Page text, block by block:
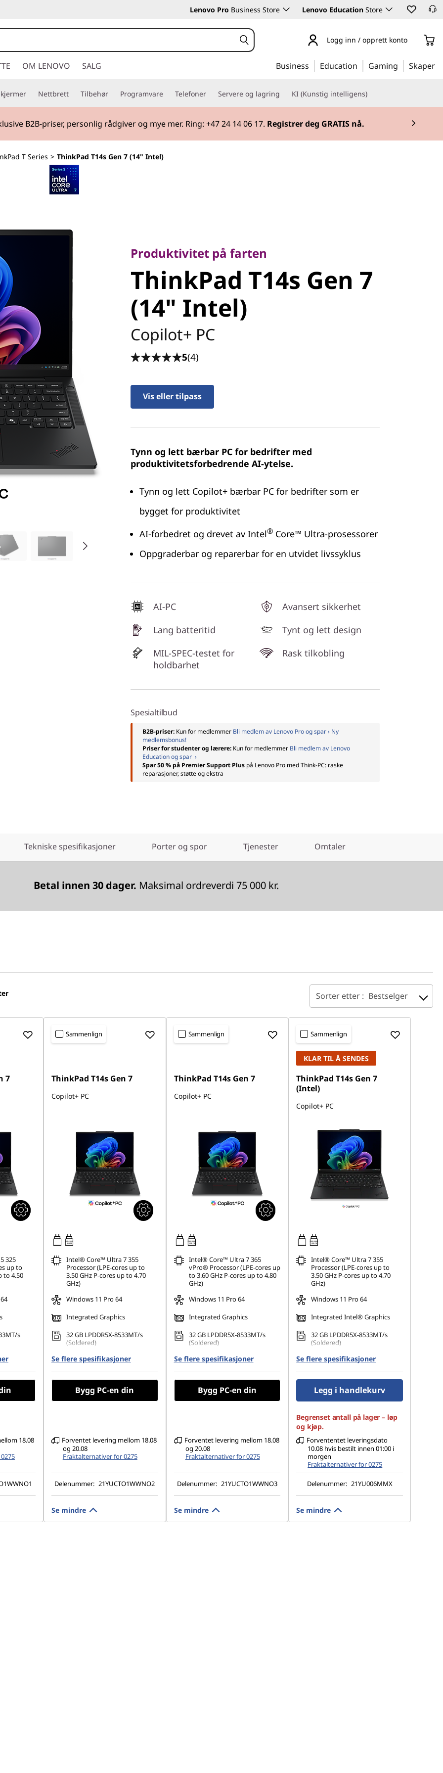
Lenovo Pro Business Store Lenovo Education Store
Logg inn / opprett konto
OM LENOVO SALG Business Education Gaming Skaper
Nettbrett Tilbehør Programvare Telefoner Servere og lagring KI (Kunstig intelligens)
| Handle tidlig og gjør deg klar for skolestart med nytt utstyr.Kjøp nå.
T Series > ThinkPad T14s Gen 7 (14" Intel)
ThinkPad T14s Gen
7 (14" Intel)
Produktivitet på farten
ThinkPad T14s Gen 7
(14" Intel)
Copilot+ PC
5(4)
Vis eller tilpass
Tynn og lett bærbar PC for bedrifter med
produktivitetsforbedrende AI-ytelse.
Tynn og lett Copilot+ bærbar PC for bedrifter som er
bygget for produktivitet
AI-forbedret og drevet av Intel® Core™ Ultra-prosessorer
Oppgraderbar og reparerbar for en utvidet livssyklus
AI-PC
Avansert sikkerhet
Lang batteritid
Tynt og lett design
MIL-SPEC-testet for
holdbarhet
Rask tilkobling
Spesialtilbud
B2B-priser: Kun for medlemmer Bli medlem av Lenovo Pro og spar › Ny
medlemsbonus!
Priser for studenter og lærere: Kun for medlemmer Bli medlem av Lenovo
Education og spar ›
Spar 50 % på Premier Support Plus på Lenovo Pro med Think-PC: raske
reparasjoner, støtte og ekstra
Tekniske spesifikasjoner Porter og spor Tjenester Omtaler
Betal innen 30 dager. Maksimal ordreverdi 75 000 kr.
Sorter etter : Bestselger
7
325
up to
to 4.50
s
PCIe
IPS,
18.08
Sammenlign
ThinkPad T14s Gen 7
Copilot+ PC
65W-100W
USB PD
Intel® Core™ Ultra 7 355
Processor (LPE-cores up to
3.50 GHz P-cores up to 4.70
GHz)
Windows 11 Pro 64
Integrated Graphics
32 GB LPDDR5X-8533MT/s
(Soldered)
512 GB SSD M.2 2280 PCIe
Gen4 TLC Opal
14" WUXGA (1920 x 1200), IPS,
Anti-Glare, Touch, 100%sRGB,
500 nits, 60Hz, Low Power
Se flere spesifikasjoner
Bygg PC-en din
Forventet levering mellom 18.08
og 20.08
Fraktalternativer for 0275
Delenummer: 21YUCTO1WWNO2
Se mindre
Sammenlign
ThinkPad T14s Gen 7
Copilot+ PC
65W-100W
USB PD
Intel® Core™ Ultra 7 365
vPro® Processor (LPE-cores up
to 3.60 GHz P-cores up to 4.80
GHz)
Windows 11 Pro 64
Integrated Graphics
32 GB LPDDR5X-8533MT/s
(Soldered)
1 TB SSD M.2 2280 PCIe Gen4
TLC Opal
14" 2.8K (2880 x 1800), OLED,
Anti-Glare, Non-Touch, HDR
500 True Black, 100%DCI-P3,
Se flere spesifikasjoner
Bygg PC-en din
Forventet levering mellom 18.08
og 20.08
Fraktalternativer for 0275
Delenummer: 21YUCTO1WWNO3
Se mindre
Sammenlign
KLAR TIL Å SENDES
ThinkPad T14s Gen 7
(Intel)
Copilot+ PC
65W-100W
USB PD
Intel® Core™ Ultra 7 355
Processor (LPE-cores up to
3.50 GHz P-cores up to 4.70
GHz)
Windows 11 Pro 64
Integrated Intel® Graphics
32 GB LPDDR5X-8533MT/s
(Soldered)
1 TB SSD M.2 2280 PCIe Gen4
TLC Opal
14" WUXGA (1920 x 1200), IPS,
Anti-Glare, Non-Touch,
45%NTSC, 400 nits, 60 Hz
Se flere spesifikasjoner
Legg i handlekurv
Begrenset antall på lager – løp
og kjøp.
Forvententet leveringsdato
10.08 hvis bestilt innen 01:00 i
morgen
Fraktalternativer for 0275
Delenummer: 21YU006MMX
Se mindre